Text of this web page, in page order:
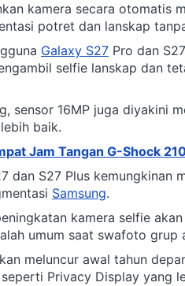
kamera secara otomatis
potret dan lanskap
Galaxy S27 Pro dan
selfie lanskap dan
sensor 16MP juga diyakini
baik.
Jam Tangan G-Shock
dan S27 Plus kemungkinan
Samsung.
kamera selfie
umum saat swafoto grup
meluncur awal tahun
Privacy Display yang